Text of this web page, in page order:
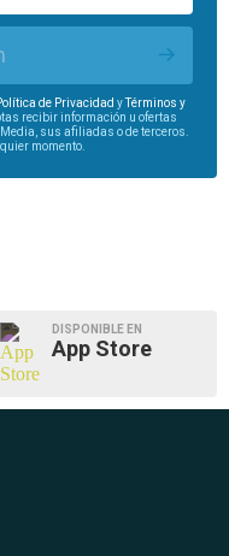
de Privacidad yTérminos y
recibir información u ofertas
sus afiliadas o de terceros.
momento.
DISPONIBLE EN
App Store